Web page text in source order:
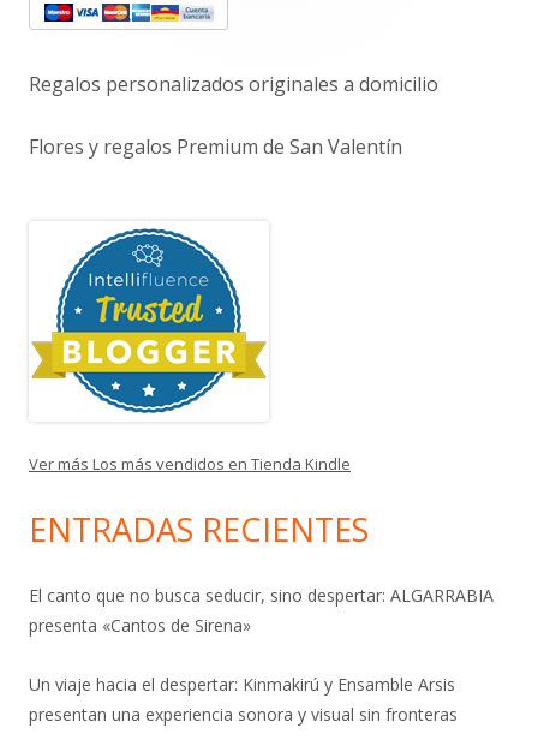
principal
Regalos personalizados originales a domicilio
Flores y regalos Premium de San Valentín
Ver más Los más vendidos en Tienda Kindle
ENTRADAS RECIENTES
El canto que no busca seducir, sino despertar: ALGARRABIA
presenta «Cantos de Sirena»
Un viaje hacia el despertar: Kinmakirú y Ensamble Arsis
presentan una experiencia sonora y visual sin fronteras